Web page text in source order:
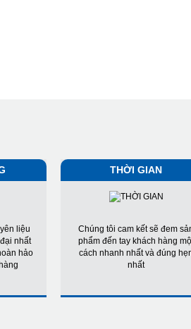
liệu
nhất
hảo
THỜI GIAN
Chúng tôi cam kết sẽ đem
phẩm đến tay khách hàng
cách nhanh nhất và đúng
nhất